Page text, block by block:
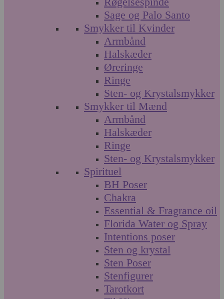
Sage og Palo Santo
Smykker til Kvinder
Armbånd
Halskæder
Øreringe
Ringe
Sten- og Krystalsmykker
Smykker til Mænd
Armbånd
Halskæder
Ringe
Sten- og Krystalsmykker
Spirituel
BH Poser
Chakra
Essential & Fragrance oil
Florida Water og Spray
Intentions poser
Sten og krystal
Sten Poser
Stenfigurer
Tarotkort